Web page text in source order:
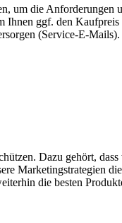
um die Anforderungen
ggf. den Kaufpreis
(Service-E-
Dazu gehört,
Marketingstrategien
die besten